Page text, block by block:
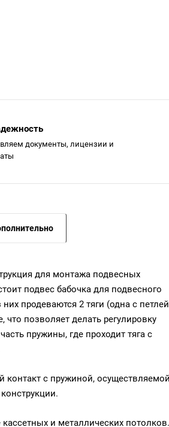
документы, лицензии и
для монтажа подвесных
подвес бабочка для подвесного
продеваются 2 тяги (одна с
позволяет делать регулировку
пружины, где проходит тяга с
контакт с пружиной,
и металлических потолков.